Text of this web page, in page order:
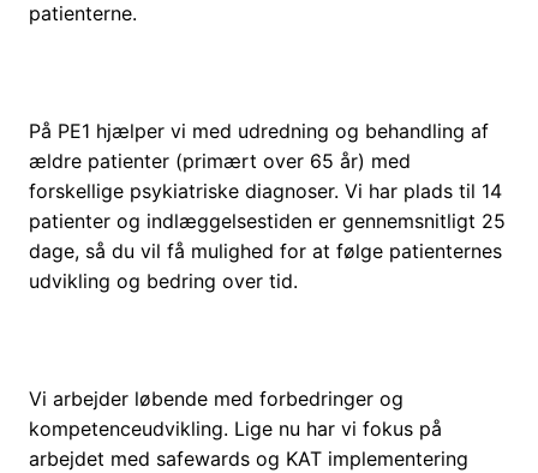
patienterne.
På PE1 hjælper vi med udredning og behandling af
ældre patienter (primært over 65 år) med
forskellige psykiatriske diagnoser. Vi har plads til 14
patienter og indlæggelsestiden er gennemsnitligt 25
dage, så du vil få mulighed for at følge patienternes
udvikling og bedring over tid.
Vi arbejder løbende med forbedringer og
kompetenceudvikling. Lige nu har vi fokus på
arbejdet med safewards og KAT implementering